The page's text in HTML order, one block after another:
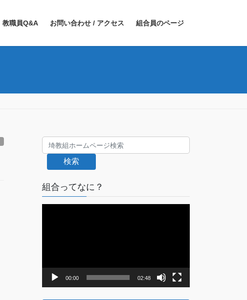
教職員Q&A お問い合わせ / アクセス 組合員のページ
検索
組合ってなに？
ヤ
00:00 02:48